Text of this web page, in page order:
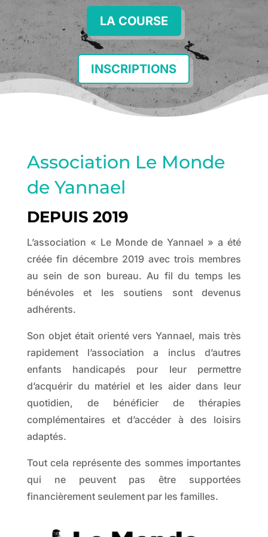
LA COURSE
INSCRIPTIONS
Association Le Monde
de Yannael
DEPUIS 2019
L’association « Le Monde de Yannael » a été
créée fin décembre 2019 avec trois membres
au sein de son bureau. Au fil du temps les
bénévoles et les soutiens sont devenus
adhérents.
Son objet était orienté vers Yannael, mais très
rapidement l’association a inclus d’autres
enfants handicapés pour leur permettre
d’acquérir du matériel et les aider dans leur
quotidien, de bénéficier de thérapies
complémentaires et d’accéder à des loisirs
adaptés.
Tout cela représente des sommes importantes
qui ne peuvent pas être supportées
financièrement seulement par les familles.